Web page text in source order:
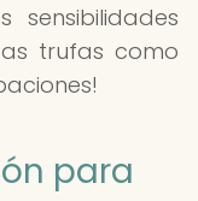
sensibilidades
trufas como
para